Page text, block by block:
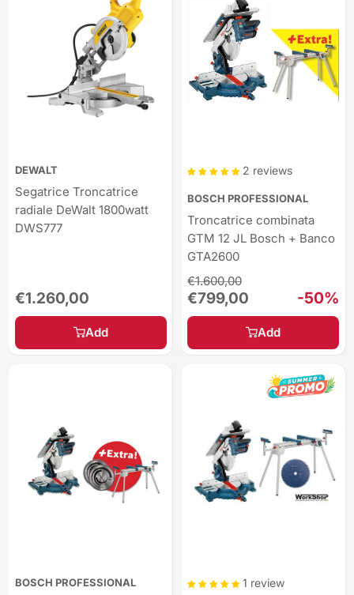
DEWALT
Segatrice Troncatrice
radiale DeWalt 1800watt
DWS777
Sale
price
€1.260,00
Add
2 reviews
BOSCH PROFESSIONAL
Troncatrice combinata
GTM 12 JL Bosch + Banco
GTA2600
Sale
price
€799,00
Regular
price
€1.600,00
-50%
Add
BOSCH PROFESSIONAL 1 review